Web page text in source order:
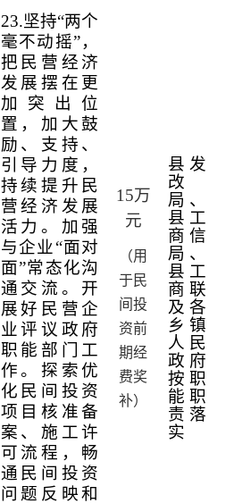
23.坚持“两个
毫不动摇”，
把民营经济
发展摆在更
加突出位
置，加大鼓
励、支持、
引导力度，
持续提升民
营经济发展
活力。加强
与企业“面对
面”常态化沟
通交流。开
展好民营企
业评议政府
职能部门工
作。探索优
化民间投资
项目核准备
案、施工许
可流程，畅
通民间投资
问题反映和
15万
元
（用
于民
间投
资前
期经
费奖
补）
县发
改
局、
县工
商信
局、
县工
商联
及各
乡镇
人民
政府
按职
能职
责落
实